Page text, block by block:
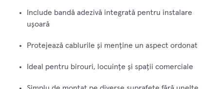
Include bandă adezivă integrată pentru instalare
ușoară
Protejează cablurile și menține un aspect ordonat
Ideal pentru birouri, locuințe și spații comerciale